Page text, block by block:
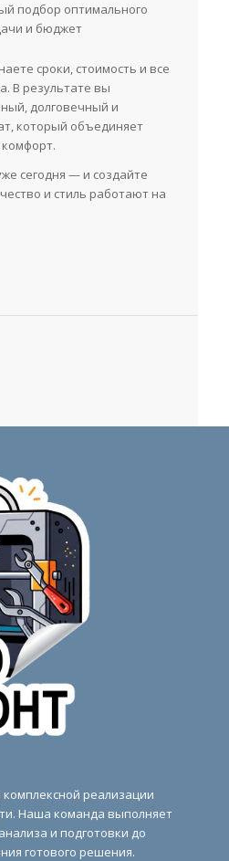
подбор оптимального
и бюджет
сроки, стоимость и все
В результате вы
долговечный и
который объединяет
сегодня — и создайте
и стиль работают на
реализации
Наша команда выполняет
и подготовки до
готового решения.